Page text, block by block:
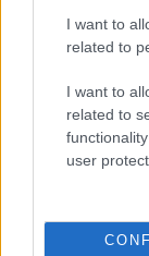
I want to
related to
I want to
related to
user
Na Morave
starú chalupu na
nepoznanie: Keď